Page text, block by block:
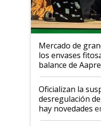
Mercado de
los envases
balance de
Oficializan la
desregulación
hay novedades
la hidrovía